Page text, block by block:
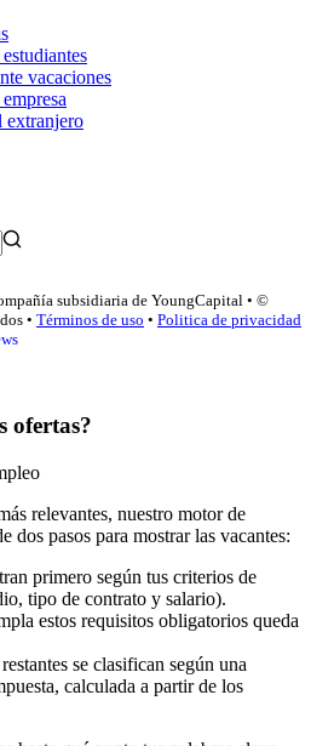
vacaciones
extranjero
subsidiaria de YoungCapital • ©
• Términos de uso • Politica de privacidad
ofertas?
relevantes, nuestro motor de
dos pasos para mostrar las vacantes:
primero según tus criterios de
tipo de contrato y salario).
estos requisitos obligatorios queda
se clasifican según una
calculada a partir de los